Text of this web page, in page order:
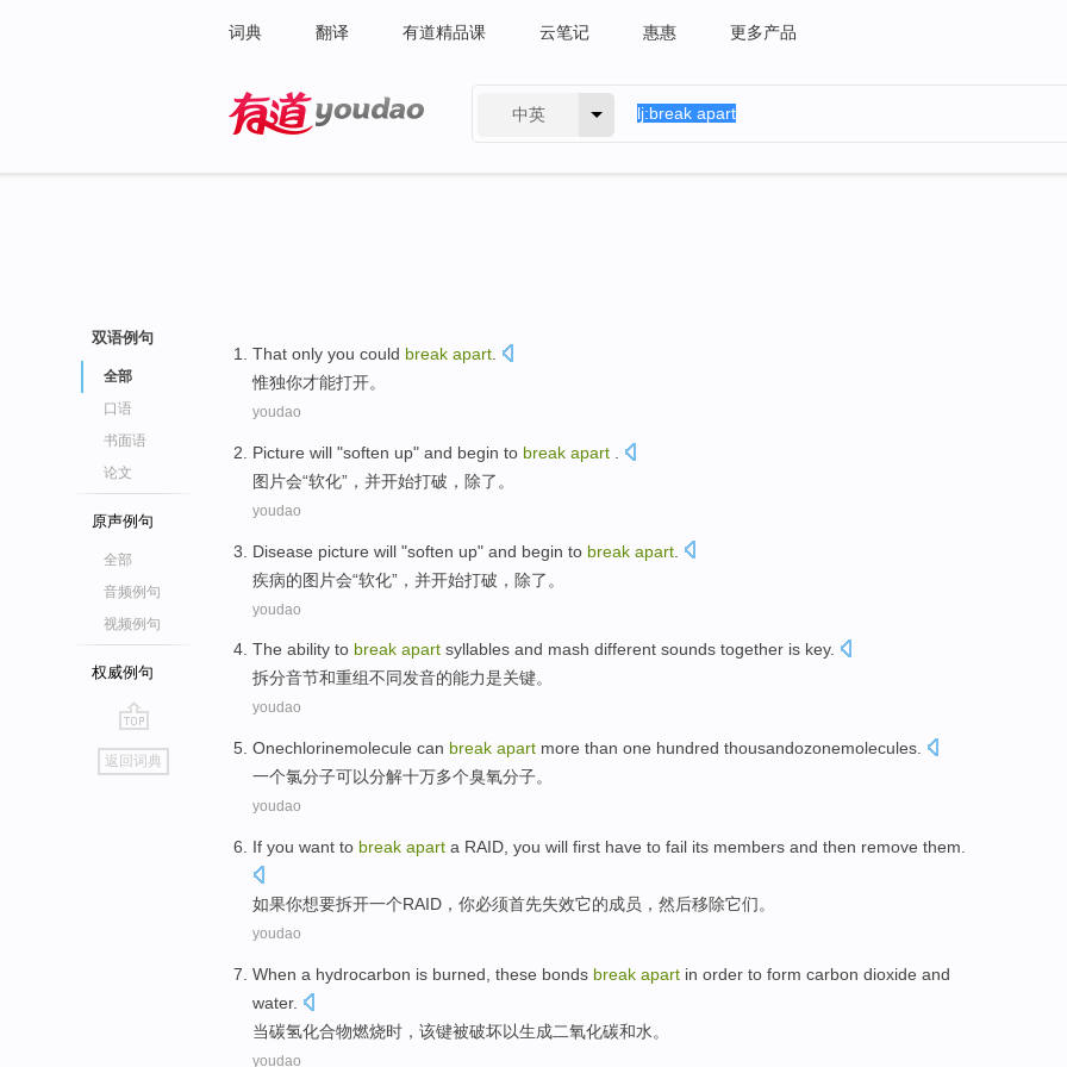
词典 翻译 有道精品课 云笔记 惠惠 更多产品
中英
双语例句
全部
口语
书面语
论文
原声例句
全部
音频例句
视频例句
权威例句
go
top
返回词典
That only you could break apart
惟独你才能打开。
youdao
Picture will "soften up" and begin to break apart
图片会“软化”， 并开始打破 ， 除了 。
youdao
Disease picture will "soften up" and begin to break apart
疾病的图片会“软化”， 并开始打破 ， 除了 。
youdao
The ability to break apart syllables and mash different sounds together is key.
拆分音节和重组不同发音的能力是关键。
youdao
Onechlorinemolecule can break apart more than one hundred thousandozonemolecules
一个氯分子可以分解十万多个臭氧分子。
youdao
If you want to break apart a RAID you will first have to fail its members and then remove them
如果你想要拆开一个RAID ，你必须首先失效它的成员 ， 然后移除它们。
youdao
When a hydrocarbon is burned these bonds break apart in order to form carbon dioxide and
water.
当碳氢化合物燃烧时 ， 该键被破坏以生成二氧化碳和水。
youdao